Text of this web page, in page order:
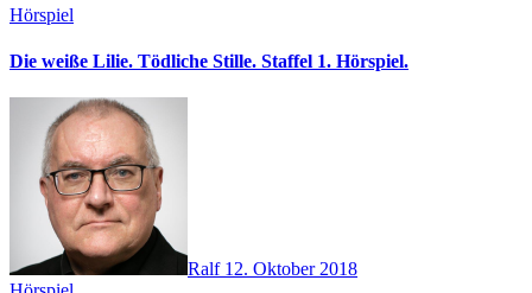
Hörspiel
Die weiße Lilie. Tödliche Stille. Staffel 1. Hörspiel.
Ralf 12. Oktober 2018